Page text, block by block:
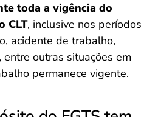
toda a vigência do
CLT, inclusive nos períodos
acidente de trabalho,
, entre outras situações em
permanece vigente.